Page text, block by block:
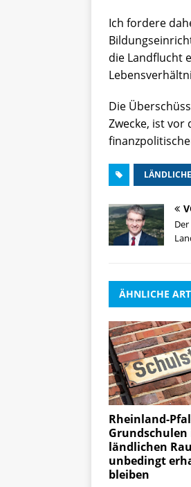
Ich fordere
die Landflucht
Die
Zwecke, ist
ÄHNLICHE
Rheinland-
Grundschulen
ländlichen
unbedingt
bleiben